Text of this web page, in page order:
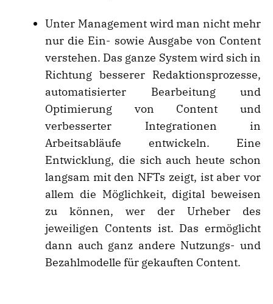
Unter Management wird man nicht mehr
nur die Ein- sowie Ausgabe von Content
verstehen. Das ganze System wird sich in
Richtung besserer Redaktionsprozesse,
automatisierter Bearbeitung und
Optimierung von Content und
verbesserter Integrationen in
Arbeitsabläufe entwickeln. Eine
Entwicklung, die sich auch heute schon
langsam mit den NFTs zeigt, ist aber vor
allem die Möglichkeit, digital beweisen
zu können, wer der Urheber des
jeweiligen Contents ist. Das ermöglicht
dann auch ganz andere Nutzungs- und
Bezahlmodelle für gekauften Content.